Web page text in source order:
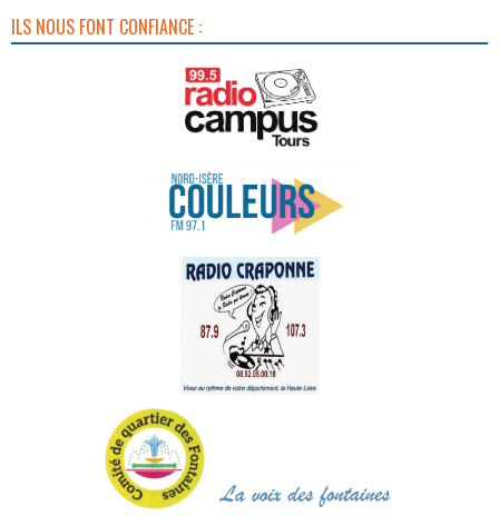
ILS NOUS FONT CONFIANCE :